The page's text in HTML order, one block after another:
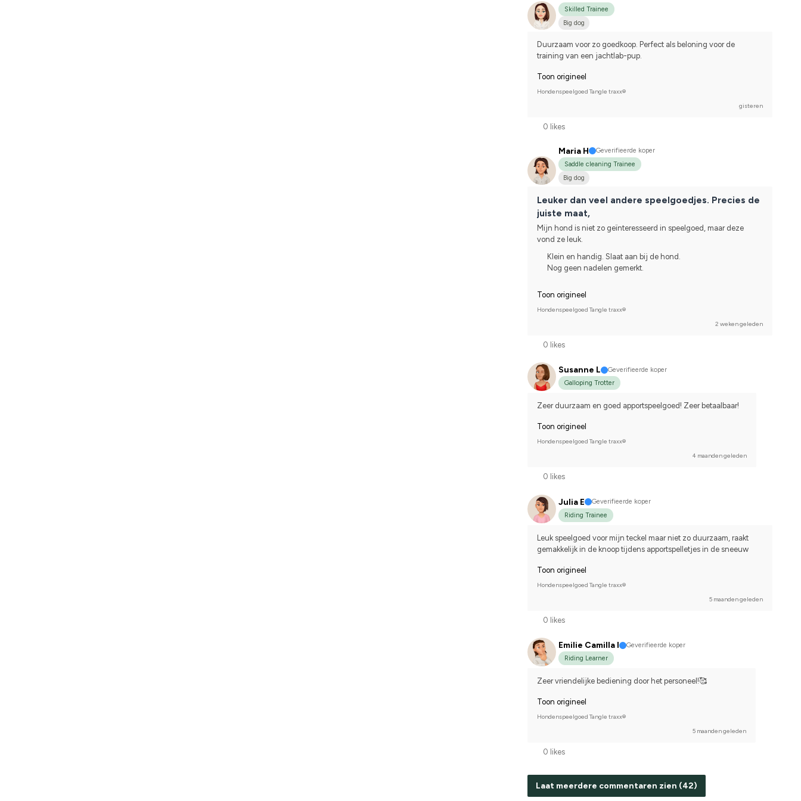
Skilled Trainee
Big dog
Duurzaam voor zo goedkoop. Perfect als beloning voor de
training van een jachtlab-pup.
Toon origineel
Hondenspeelgoed Tangle traxx®
gisteren
0 likes
Maria H
Geverifieerde koper
Saddle cleaning Trainee
Big dog
Leuker dan veel andere speelgoedjes. Precies de
juiste maat,
Mijn hond is niet zo geïnteresseerd in speelgoed, maar deze
vond ze leuk.
Klein en handig. Slaat aan bij de hond.
Nog geen nadelen gemerkt.
Toon origineel
Hondenspeelgoed Tangle traxx®
2 weken geleden
0 likes
Susanne L
Geverifieerde koper
Galloping Trotter
Zeer duurzaam en goed apportspeelgoed! Zeer betaalbaar!
Toon origineel
Hondenspeelgoed Tangle traxx®
4 maanden geleden
0 likes
Julia E
Geverifieerde koper
Riding Trainee
Leuk speelgoed voor mijn teckel maar niet zo duurzaam, raakt
gemakkelijk in de knoop tijdens apportspelletjes in de sneeuw
Toon origineel
Hondenspeelgoed Tangle traxx®
5 maanden geleden
0 likes
Emilie Camilla I
Geverifieerde koper
Riding Learner
Zeer vriendelijke bediening door het personeel!🥰
Toon origineel
Hondenspeelgoed Tangle traxx®
5 maanden geleden
0 likes
Laat meerdere commentaren zien (42)